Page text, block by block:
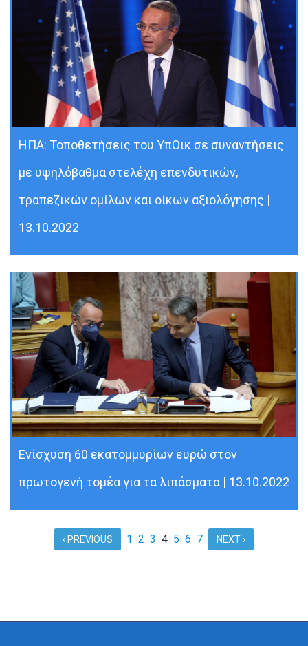
ΗΠΑ: Τοποθετήσεις του ΥπΟικ σε συναντήσεις
με υψηλόβαθμα στελέχη επενδυτικών,
τραπεζικών ομίλων και οίκων αξιολόγησης |
13.10.2022
Ενίσχυση 60 εκατομμυρίων ευρώ στον
πρωτογενή τομέα για τα λιπάσματα | 13.10.2022
‹ PREVIOUS 1 2 3 4 5 6 7 NEXT ›